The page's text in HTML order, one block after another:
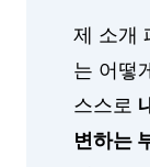
제 소개
는 어떻
스스로
변하는